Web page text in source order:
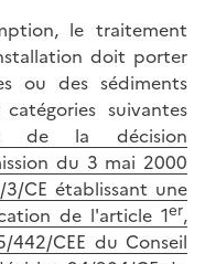
le traitement
doit porter
ou des sédiments
suivantes
de la décision
du 3 mai 2000
CE établissant une
de l'article 1er,
CEE du Conseil